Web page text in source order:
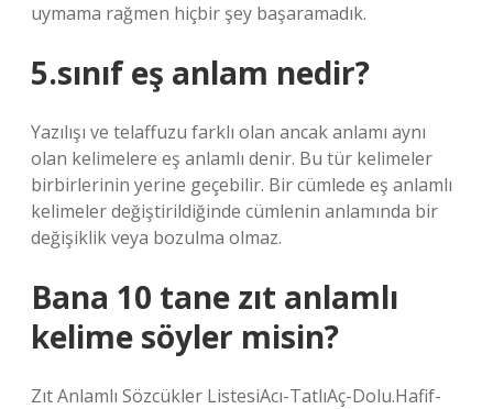
uymama rağmen hiçbir şey başaramadık.
5.sınıf eş anlam nedir?
Yazılışı ve telaffuzu farklı olan ancak anlamı aynı
olan kelimelere eş anlamlı denir. Bu tür kelimeler
birbirlerinin yerine geçebilir. Bir cümlede eş anlamlı
kelimeler değiştirildiğinde cümlenin anlamında bir
değişiklik veya bozulma olmaz.
Bana 10 tane zıt anlamlı
kelime söyler misin?
Zıt Anlamlı Sözcükler ListesiAcı-TatlıAç-Dolu.Hafif-